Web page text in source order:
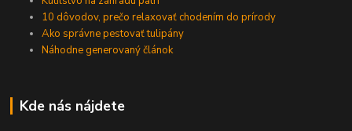
10 dôvodov, prečo relaxovať chodením do prírody
Ako správne pestovať tulipány
Náhodne generovaný článok
Kde nás nájdete